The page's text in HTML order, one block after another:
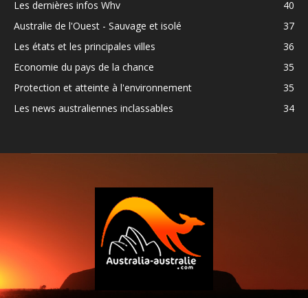
Les dernières infos Whv
40
Australie de l'Ouest - Sauvage et isolé
37
Les états et les principales villes
36
Economie du pays de la chance
35
Protection et atteinte à l'environnement
35
Les news australiennes inclassables
34